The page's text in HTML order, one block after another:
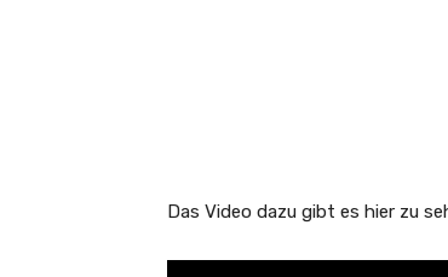
Das Video dazu gibt es hier zu